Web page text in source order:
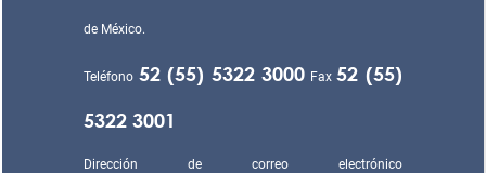
de México.
Teléfono 52 (55) 5322 3000 Fax52 (55)
5322 3001
Dirección de correo electrónico